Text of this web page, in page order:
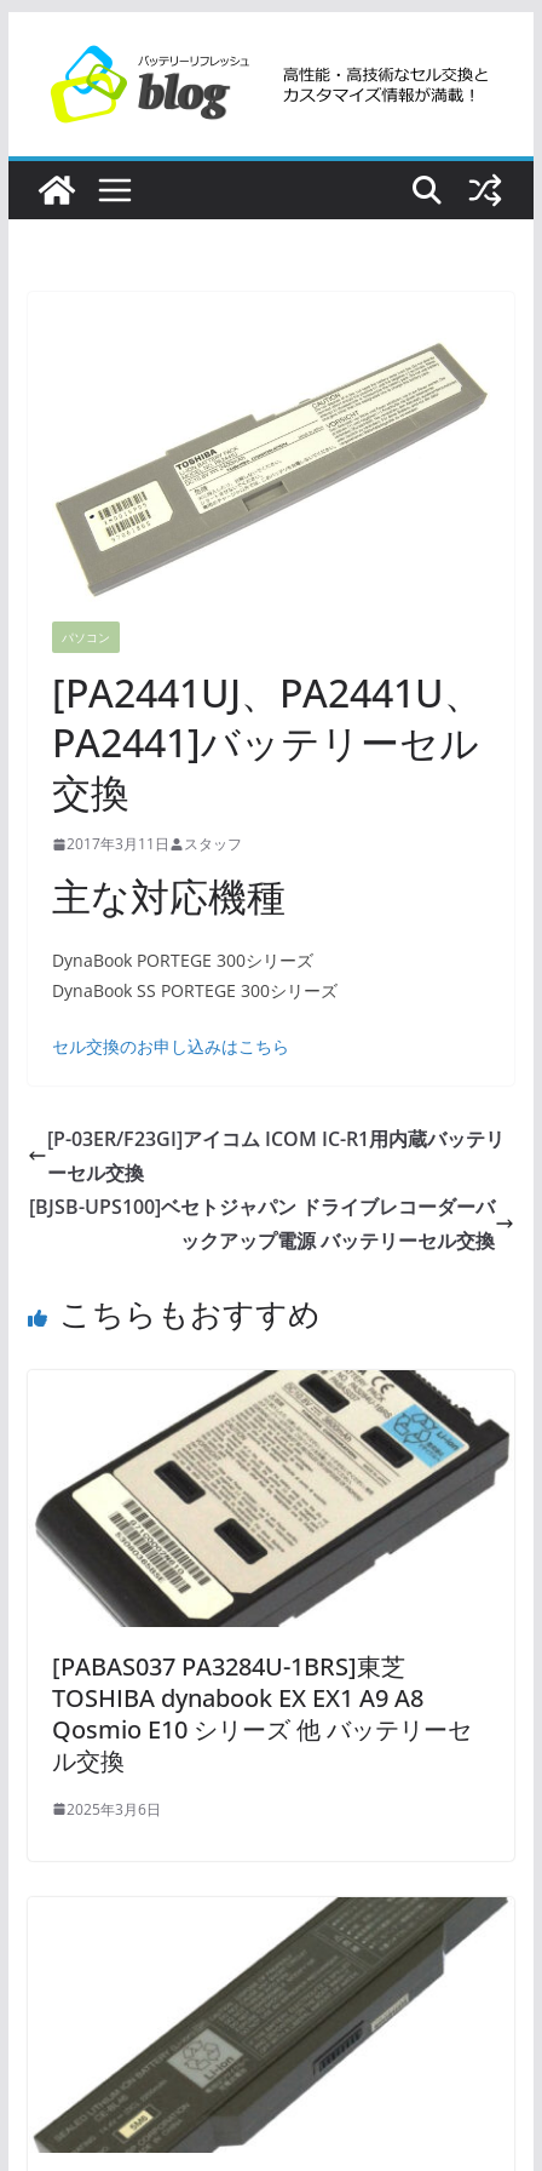
ツ
パソコン
[PA2441UJ、PA2441U、
PA2441]バッテリーセル
交換
2017年3月11日 スタッフ
主な対応機種
DynaBook PORTEGE 300シリーズ
DynaBook SS PORTEGE 300シリーズ
セル交換のお申し込みはこちら
[P-03ER/F23GI]アイコム ICOM IC-R1用内蔵バッテリ
ーセル交換
[BJSB-UPS100]ベセトジャパン ドライブレコーダーバ
ックアップ電源 バッテリーセル交換
こちらもおすすめ
[PABAS037 PA3284U-1BRS]東芝
TOSHIBA dynabook EX EX1 A9 A8
Qosmio E10 シリーズ 他 バッテリーセ
ル交換
2025年3月6日